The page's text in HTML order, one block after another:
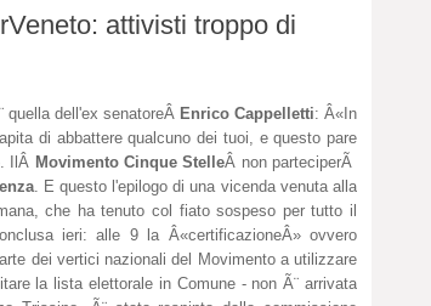
attivisti troppo di
quella dell'ex senatoreÂ Enrico Cappelletti: Â«In
di abbattere qualcuno dei tuoi, e questo pare
IlÂ Movimento Cinque StelleÂ non parteciperÃ
. E questo l'epilogo di una vicenda venuta alla
che ha tenuto col fiato sospeso per tutto il
ieri: alle 9 la Â«certificazioneÂ» ovvero
dei vertici nazionali del Movimento a utilizzare
la lista elettorale in Comune - non Ã¨ arrivata